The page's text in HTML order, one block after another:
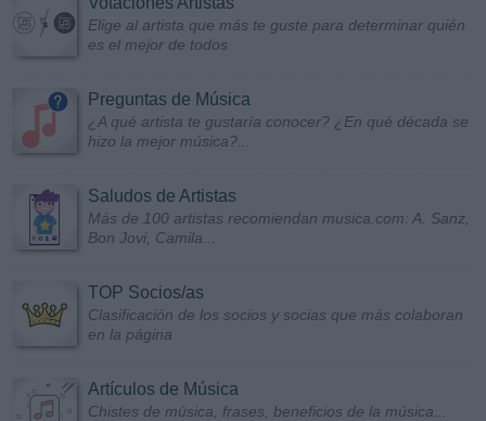
Elige al artista que más te guste para determinar quién
es el mejor de todos
Preguntas de Música
¿A qué artista te gustaría conocer? ¿En qué década se
hizo la mejor música?...
Saludos de Artistas
Más de 100 artistas recomiendan musica.com: A. Sanz,
Bon Jovi, Camila...
TOP Socios/as
Clasificación de los socios y socias que más colaboran
en la página
Artículos de Música
Chistes de música, frases, beneficios de la música...